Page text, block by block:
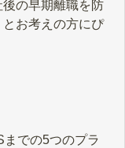
の早期離職を防
お考えの方にぴ
での5つのプラ